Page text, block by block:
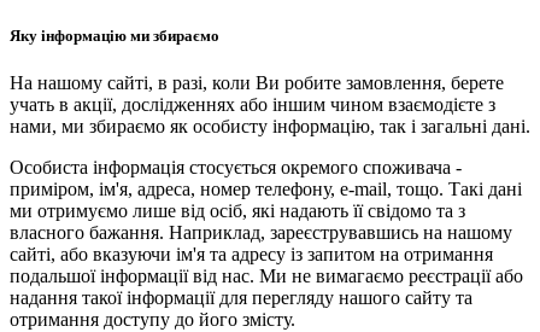
Яку інформацію ми збираємо
На нашому сайті, в разі, коли Ви робите замовлення, берете
учать в акції, дослідженнях або іншим чином взаємодієте з
нами, ми збираємо як особисту інформацію, так і загальні дані.
Особиста інформація стосується окремого споживача -
приміром, ім'я, адреса, номер телефону, e-mail, тощо. Такі дані
ми отримуємо лише від осіб, які надають її свідомо та з
власного бажання. Наприклад, зареєструвавшись на нашому
сайті, або вказуючи ім'я та адресу із запитом на отримання
подальшої інформації від нас. Ми не вимагаємо реєстрації або
надання такої інформації для перегляду нашого сайту та
отримання доступу до його змісту.